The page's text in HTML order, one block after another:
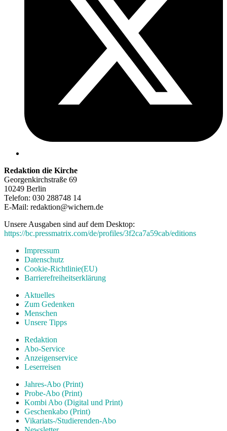
Redaktion die Kirche
Georgenkirchstraße 69
10249 Berlin
Telefon: 030 288748 14
E-Mail: redaktion@wichern.de
Unsere Ausgaben sind auf dem Desktop:
https://bc.pressmatrix.com/de/profiles/3f2ca7a59cab/editions
Impressum
Datenschutz
Cookie-Richtlinie(EU)
Barrierefreiheitserklärung
Aktuelles
Zum Gedenken
Menschen
Unsere Tipps
Redaktion
Abo-Service
Anzeigenservice
Leserreisen
Jahres-Abo (Print)
Probe-Abo (Print)
Kombi Abo (Digital und Print)
Geschenkabo (Print)
Vikariats-/Studierenden-Abo